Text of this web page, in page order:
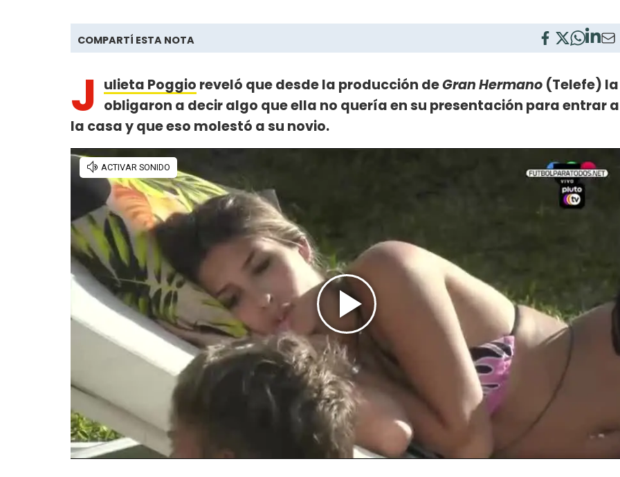
COMPARTÍ ESTA NOTA
J ulieta Poggio reveló que desde la producción deGran Hermano (Telefe) la
obligaron a decir algo que ella no quería en su presentación para entrar a
la casa y que eso molestó a su novio.